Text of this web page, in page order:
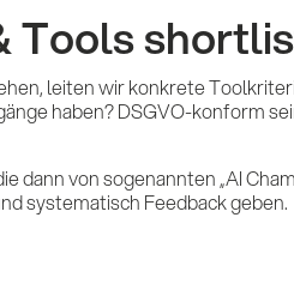
Tools
leiten wir konkrete
haben? DSGVO-konform
dann von sogenannten „AI
systematisch Feedback geben.